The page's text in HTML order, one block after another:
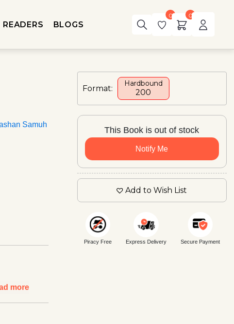
READERS BLOGS
0 0
Samuh
more
Format:
Hardbound
₹200
This Book is out of stock
Notify Me
Add to Wish List
Piracy Free Express Delivery Secure Payment